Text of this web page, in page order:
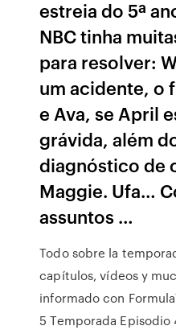
estreia do 5ª
NBC tinha
para resolver:
um acidente, o
e Ava, se April
grávida, além
diagnóstico de
Maggie. Ufa…
assuntos …
Todo sobre la
capítulos, vídeos y
informado con
5 Temporada Episodio